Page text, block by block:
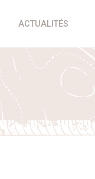
ACTUALITÉS